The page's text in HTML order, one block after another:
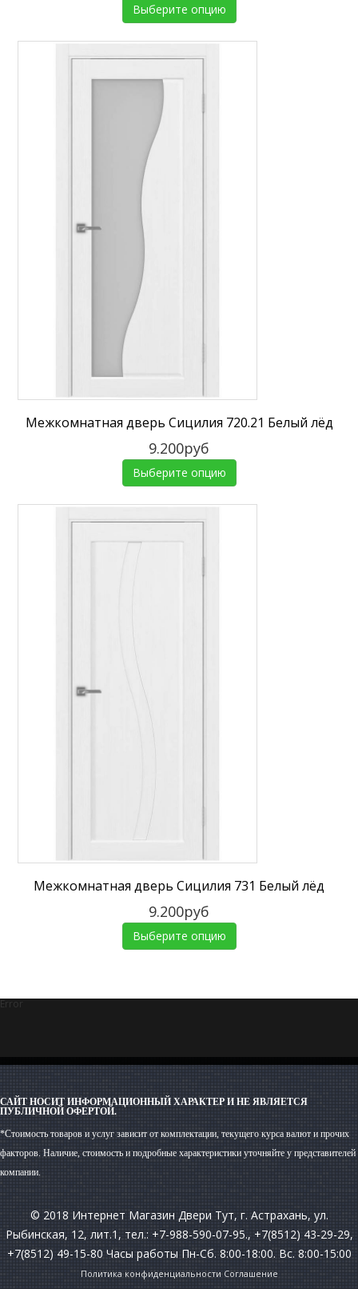
Выберите опцию
Межкомнатная дверь Сицилия 720.21 Белый лёд
9.200руб
Выберите опцию
Межкомнатная дверь Сицилия 731 Белый лёд
9.200руб
Выберите опцию
Error
САЙТ НОСИТ ИНФОРМАЦИОННЫЙ ХАРАКТЕР И НЕ ЯВЛЯЕТСЯ
ПУБЛИЧНОЙ ОФЕРТОЙ.
*Стоимость товаров и услуг зависит от комплектации, текущего курса валют и прочих
факторов. Наличие, стоимость и подробные характеристики уточняйте у представителей
компании.
© 2018 Интернет Магазин Двери Тут, г. Астрахань, ул.
Рыбинская, 12, лит.1, тел.: +7-988-590-07-95., +7(8512) 43-29-29,
+7(8512) 49-15-80 Часы работы Пн-Сб. 8:00-18:00. Вс. 8:00-15:00
Политика конфиденциальности Соглашение